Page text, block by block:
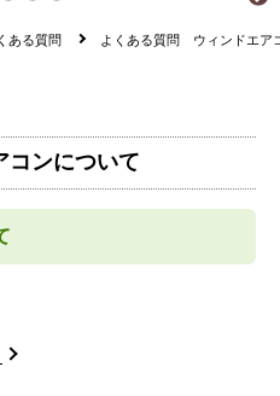
ある質問 よくある質問 ウィンドエア
コンについて